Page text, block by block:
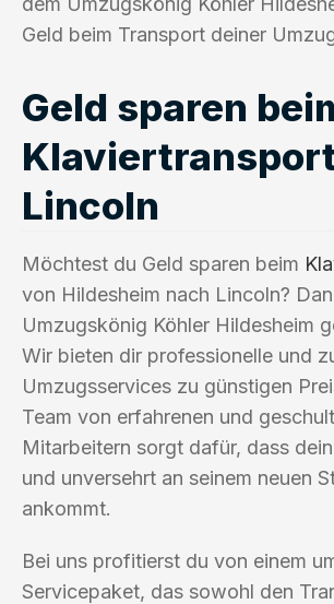
Geld beim Transport deiner
Geld sparen
Lincoln
Möchtest du Geld sparen beim
von Hildesheim nach Lincoln?
Umzugskönig Köhler Hildesheim
Wir bieten dir professionelle und
Umzugsservices zu günstigen
Team von erfahrenen und
Mitarbeitern sorgt dafür, dass
und unversehrt an seinem neuen
ankommt.
Bei uns profitierst du von einem
Servicepaket, das sowohl den